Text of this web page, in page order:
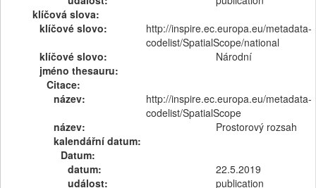
klíčová slova:
klíčové slovo:
http://inspire.ec.europa.eu/metadata-
codelist/SpatialScope/national
klíčové slovo:
Národní
jméno thesauru:
Citace:
název:
http://inspire.ec.europa.eu/metadata-
codelist/SpatialScope
název:
Prostorový rozsah
kalendářní datum:
Datum:
datum:
22.5.2019
událost:
publication